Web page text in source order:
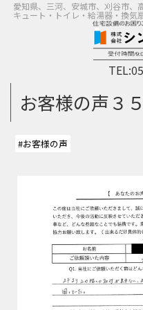
愛知県、三河、安城市、刈谷市、
キュート・トイレ・給湯器・換気
TEL:
お客様の声３５
#お客様の声